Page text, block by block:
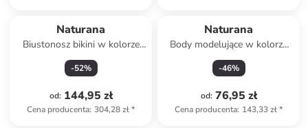
Naturana
Biustonosz bikini w kolorze
granatowym
-52%
od: 144,95 zł
Cena producenta: 304,28 zł*
Naturana
Body modelujące w kolorze
białym
-46%
od: 76,95 zł
Cena producenta: 143,33 zł*